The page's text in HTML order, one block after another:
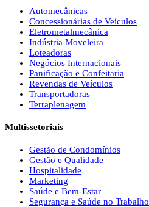
Automecânicas
Concessionárias de Veículos
Eletrometalmecânica
Indústria Moveleira
Loteadoras
Negócios Internacionais
Panificação e Confeitaria
Revendas de Veículos
Transportadoras
Terraplenagem
Multissetoriais
Gestão de Condomínios
Gestão e Qualidade
Hospitalidade
Marketing
Saúde e Bem-Estar
Segurança e Saúde no Trabalho